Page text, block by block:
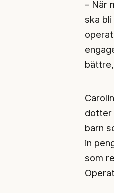
– När
ska
dotter
barn
in
som